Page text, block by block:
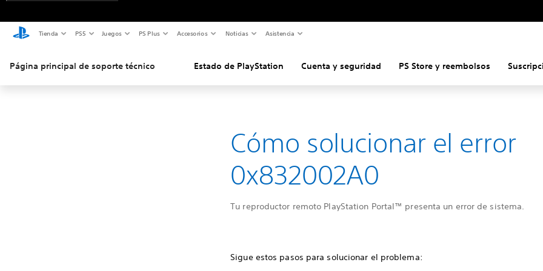
Tienda PS5 Juegos PS Plus Accesorios Noticias Asistencia
Página principal de soporte técnico Estado de PlayStation Cuenta y seguridad PS Store y reembolsos
Cómo solucionar el error
0x832002A0
Tu reproductor remoto PlayStation Portal™ presenta un error de sistema.
Sigue estos pasos para solucionar el problema: